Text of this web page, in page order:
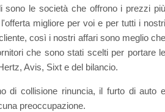
sono le società che offrono i prezzi più
migliore per voi e per tutti i nostri
così i nostri affari sono meglio che
che sono stati scelti per portare le
Avis, Sixt e del bilancio.
di collisione rinuncia, il furto di auto e
preoccupazione.